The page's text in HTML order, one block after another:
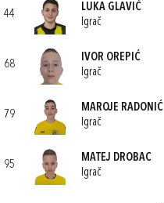
44
LUKA GLAVIĆ
Igrač
68
IVOR OREPIĆ
Igrač
79
MAROJE RADONIĆ
Igrač
95
MATEJ DROBAC
Igrač